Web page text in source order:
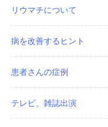
リウマチについて
病を改善するヒント
患者さんの症例
テレビ、雑誌出演